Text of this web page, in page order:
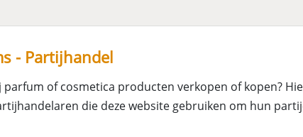
- Partijhandel
parfum of cosmetica producten verkopen of kopen?
die deze website gebruiken om hun